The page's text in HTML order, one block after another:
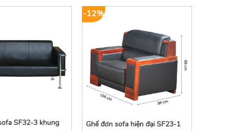
SF32-3 khung
-12%
Ghế đơn sofa hiện đại SF23-1